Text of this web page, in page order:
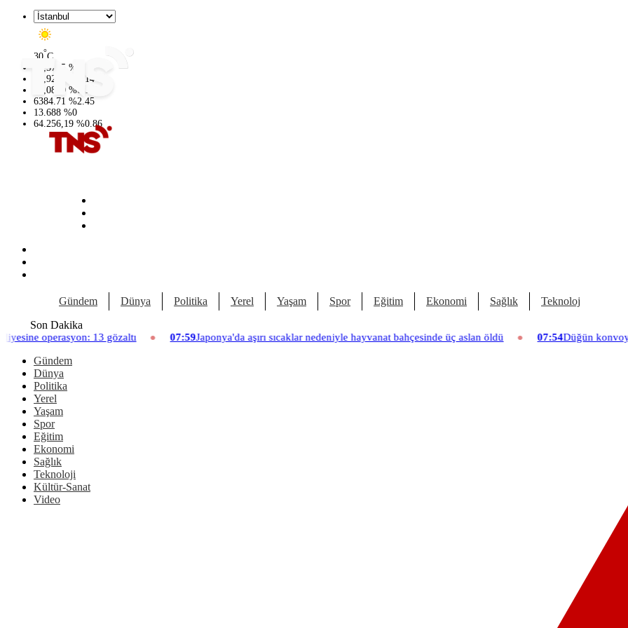
30°C
47,5785 %
54,9297
0.14
64,0850 %0.14
6384.71 %2.45
13.688 %0
64.256,19 %0.86
Gündem Dünya Politika Yerel Yaşam Spor Eğitim Ekonomi Sağlık Teknoloji
Son Dakika
gözaltı 07:59Japonya'da aşırı sıcaklar nedeniyle hayvanat bahçesinde üç aslan öldü 07:54Düğün konvoyuna ağır fatura: 540
Gündem
Dünya
Politika
Yerel
Yaşam
Spor
Eğitim
Ekonomi
Sağlık
Teknoloji
Kültür-Sanat
Video